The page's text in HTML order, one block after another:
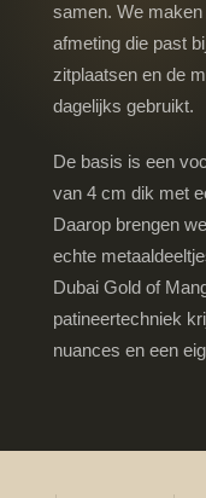
samen. We
afmeting die past
zitplaatsen en de
dagelijks gebruikt.
De basis is een
van 4 cm dik met
Daarop brengen
echte
Dubai Gold of
patineertechniek
nuances en een